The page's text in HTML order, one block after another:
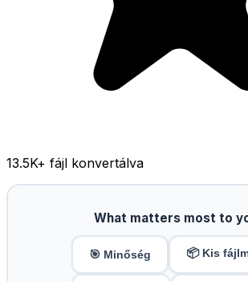
13.5K+ fájl konvertálva
What matters most to
🎯 Minőség 📦 Kis